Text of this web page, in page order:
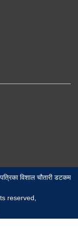
विशाल चौतारी डटकम
reserved,